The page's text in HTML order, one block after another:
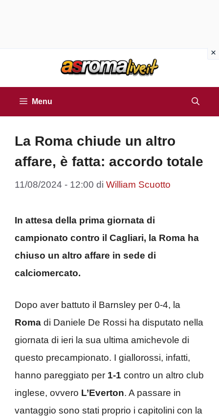
Menu
La Roma chiude un altro
affare, è fatta: accordo totale
11/08/2024 - 12:00 di William Scuotto
In attesa della prima giornata di
campionato contro il Cagliari, la Roma ha
chiuso un altro affare in sede di
calciomercato.
Dopo aver battuto il Barnsley per 0-4, la
Roma di Daniele De Rossi ha disputato nella
giornata di ieri la sua ultima amichevole di
questo precampionato. I giallorossi, infatti,
hanno pareggiato per 1-1 contro un altro club
inglese, ovvero L’Everton. A passare in
vantaggio sono stati proprio i capitolini con la